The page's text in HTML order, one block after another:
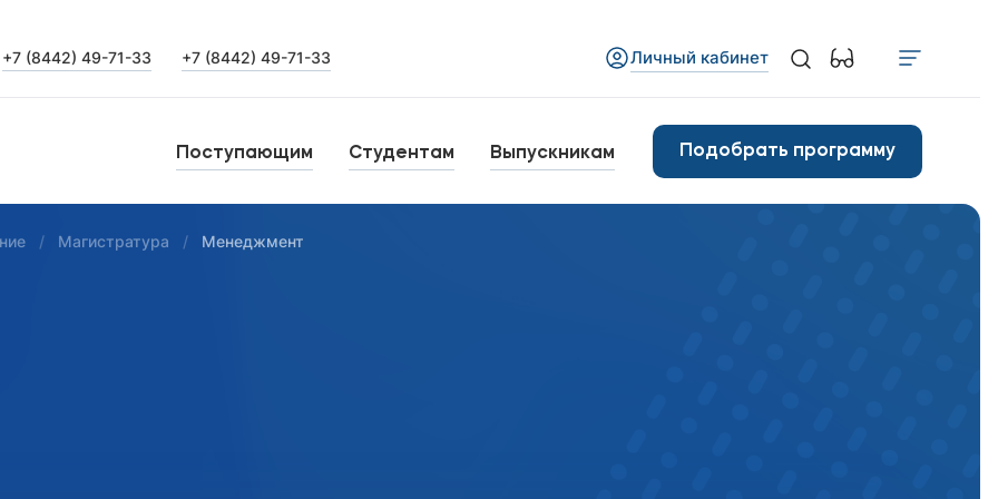
+7 (8442) 49-71-33 +7 (8442) 49-71-33 Личный кабинет
Поступающим Студентам Выпускникам Подобрать программу
Магистратура Менеджмент